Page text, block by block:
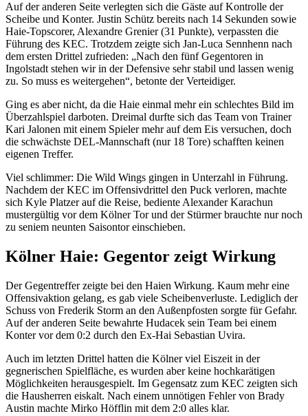
Auf der anderen Seite verlegten sich die Gäste auf Kontrolle der
Scheibe und Konter. Justin Schütz bereits nach 14 Sekunden sowie
Haie-Topscorer, Alexandre Grenier (31 Punkte), verpassten die
Führung des KEC. Trotzdem zeigte sich Jan-Luca Sennhenn nach
dem ersten Drittel zufrieden: „Nach den fünf Gegentoren in
Ingolstadt stehen wir in der Defensive sehr stabil und lassen wenig
zu. So muss es weitergehen“, betonte der Verteidiger.
Ging es aber nicht, da die Haie einmal mehr ein schlechtes Bild im
Überzahlspiel darboten. Dreimal durfte sich das Team von Trainer
Kari Jalonen mit einem Spieler mehr auf dem Eis versuchen, doch
die schwächste DEL-Mannschaft (nur 18 Tore) schafften keinen
eigenen Treffer.
Viel schlimmer: Die Wild Wings gingen in Unterzahl in Führung.
Nachdem der KEC im Offensivdrittel den Puck verloren, machte
sich Kyle Platzer auf die Reise, bediente Alexander Karachun
mustergültig vor dem Kölner Tor und der Stürmer brauchte nur noch
zu seniem neunten Saisontor einschieben.
Kölner Haie: Gegentor zeigt Wirkung
Der Gegentreffer zeigte bei den Haien Wirkung. Kaum mehr eine
Offensivaktion gelang, es gab viele Scheibenverluste. Lediglich der
Schuss von Frederik Storm an den Außenpfosten sorgte für Gefahr.
Auf der anderen Seite bewahrte Hudacek sein Team bei einem
Konter vor dem 0:2 durch den Ex-Hai Sebastian Uvira.
Auch im letzten Drittel hatten die Kölner viel Eiszeit in der
gegnerischen Spielfläche, es wurden aber keine hochkarätigen
Möglichkeiten herausgespielt. Im Gegensatz zum KEC zeigten sich
die Hausherren eiskalt. Nach einem unnötigen Fehler von Brady
Austin machte Mirko Höfflin mit dem 2:0 alles klar.